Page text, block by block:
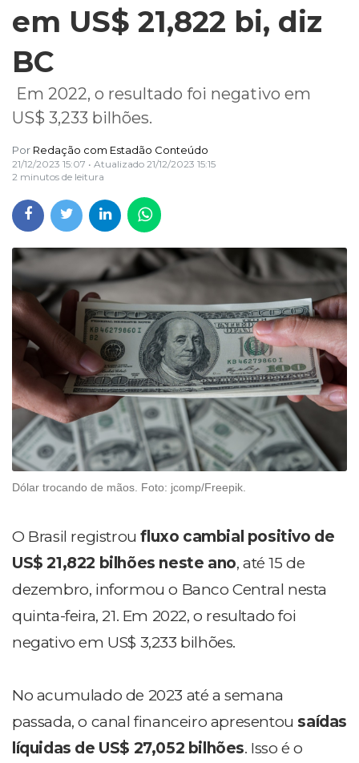
em US$ 21,822 bi, diz
BC
Em 2022, o resultado foi negativo em
US$ 3,233 bilhões.
Por Redação com Estadão Conteúdo
21/12/2023 15:07 • Atualizado 21/12/2023 15:15
2 minutos de leitura
Dólar trocando de mãos. Foto: jcomp/Freepik.
O Brasil registroufluxo cambial positivo de
US$ 21,822 bilhões neste ano, até 15 de
dezembro, informou o Banco Central nesta
quinta-feira, 21. Em 2022, o resultado foi
negativo em US$ 3,233 bilhões.
No acumulado de 2023 até a semana
passada, o canal financeiro apresentou saídas
líquidas de US$ 27,052 bilhões. Isso é o